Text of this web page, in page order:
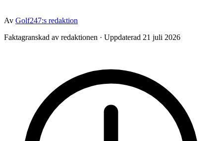
Av Golf247:s redaktion
Faktagranskad av redaktionen · Uppdaterad 21 juli 2026